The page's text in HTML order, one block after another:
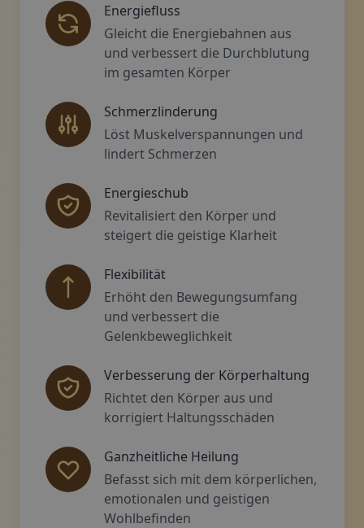
Energiefluss
Gleicht die Energiebahnen aus
und verbessert die Durchblutung
im gesamten Körper
Schmerzlinderung
Löst Muskelverspannungen und
lindert Schmerzen
Energieschub
Revitalisiert den Körper und
steigert die geistige Klarheit
Flexibilität
Erhöht den Bewegungsumfang
und verbessert die
Gelenkbeweglichkeit
Verbesserung der Körperhaltung
Richtet den Körper aus und
korrigiert Haltungsschäden
Ganzheitliche Heilung
Befasst sich mit dem körperlichen,
emotionalen und geistigen
Wohlbefinden